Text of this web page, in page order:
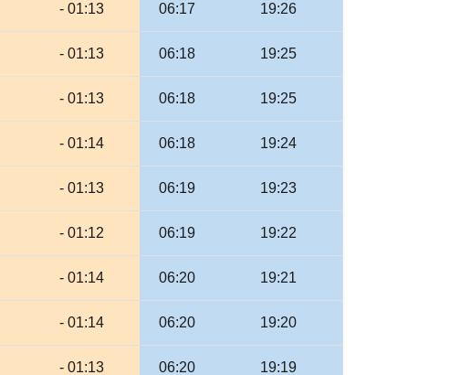
- 01:13 06:17 19:26
- 01:13 06:18 19:25
- 01:13 06:18 19:25
- 01:14 06:18 19:24
- 01:13 06:19 19:23
- 01:12 06:19 19:22
- 01:14 06:20 19:21
- 01:14 06:20 19:20
- 01:13 06:20 19:19